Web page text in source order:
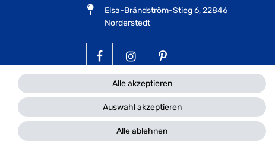
Elsa-Brändström-Stieg 6, 22846
Norderstedt
MiniHeld B2B auf Facebook
MiniHeld B2B auf
MiniHeld B2B auf
Alle akzeptieren
Alle ablehnen
Auswahl akzeptieren